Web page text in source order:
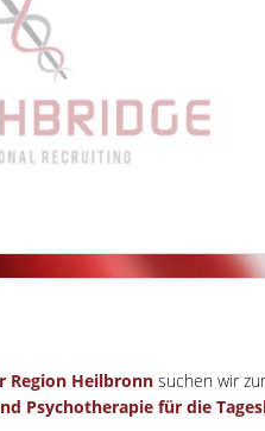
Region Heilbronn suchen wir
Psychotherapie für die